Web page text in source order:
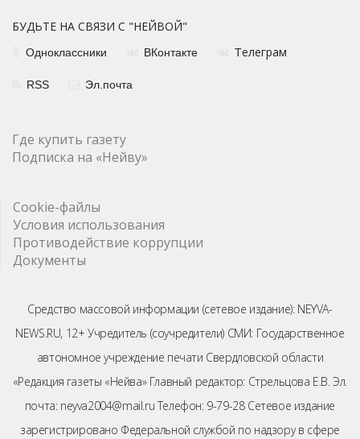
БУДЬТЕ НА СВЯЗИ С "НЕЙВОЙ"
Одноклассники ВКонтакте Телеграм
RSS Эл.почта
Где купить газету
Подписка на «Нейву»
Cookie-файлы
Условия использования
Противодействие коррупции
Документы
Средство массовой информации (сетевое издание): NEYVA-
NEWS.RU, 12+ Учредитель (соучредители) СМИ: Государственное
автономное учреждение печати Свердловской области
«Редакция газеты «Нейва» Главный редактор: Стрельцова Е.В. Эл.
почта: neyva2004@mail.ru Телефон: 9-79-28 Сетевое издание
зарегистрировано Федеральной службой по надзору в сфере